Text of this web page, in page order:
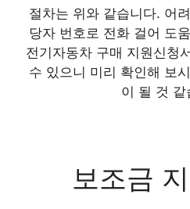
절차는 위와 같습니다. 어
당자 번호로 전화 걸어 도
전기자동차 구매 지원신청
수 있으니 미리 확인해 보
이 될 것 같
보조금